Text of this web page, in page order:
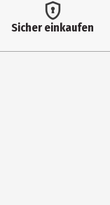
Sicher einkaufen